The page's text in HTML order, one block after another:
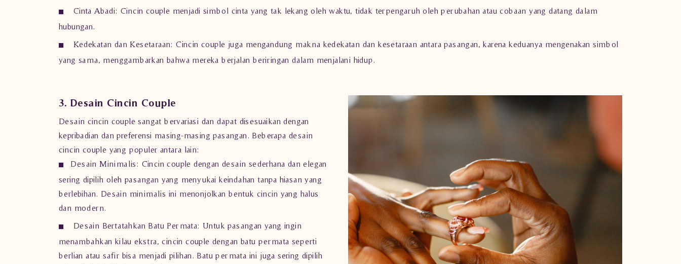
Cinta Abadi: Cincin couple menjadi simbol cinta yang tak lekang oleh waktu, tidak terpengaruh oleh perubahan atau cobaan yang datang dalam
hubungan.
Kedekatan dan Kesetaraan: Cincin couple juga mengandung makna kedekatan dan kesetaraan antara pasangan, karena keduanya mengenakan simbol
yang sama, menggambarkan bahwa mereka berjalan beriringan dalam menjalani hidup.
3. Desain Cincin Couple
Desain cincin couple sangat bervariasi dan dapat disesuaikan dengan
kepribadian dan preferensi masing-masing pasangan. Beberapa desain
cincin couple yang populer antara lain:
Desain Minimalis: Cincin couple dengan desain sederhana dan elegan
sering dipilih oleh pasangan yang menyukai keindahan tanpa hiasan yang
berlebihan. Desain minimalis ini menonjolkan bentuk cincin yang halus
dan modern.
Desain Bertatahkan Batu Permata: Untuk pasangan yang ingin
menambahkan kilau ekstra, cincin couple dengan batu permata seperti
berlian atau safir bisa menjadi pilihan. Batu permata ini juga sering dipilih